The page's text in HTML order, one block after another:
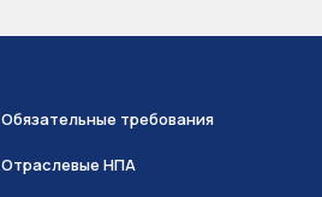
Обязательные требования
Отраслевые НПА